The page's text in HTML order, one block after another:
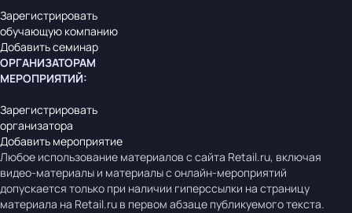
Зарегистрировать
обучающую компанию
Добавить семинар
ОРГАНИЗАТОРАМ
МЕРОПРИЯТИЙ:
Зарегистрировать
организатора
Добавить мероприятие
Любое использование материалов с сайта Retail.ru, включая
видео-материалы и материалы с онлайн-мероприятий
допускается только при наличии гиперссылки на страницу
материала на Retail.ru в первом абзаце публикуемого текста.